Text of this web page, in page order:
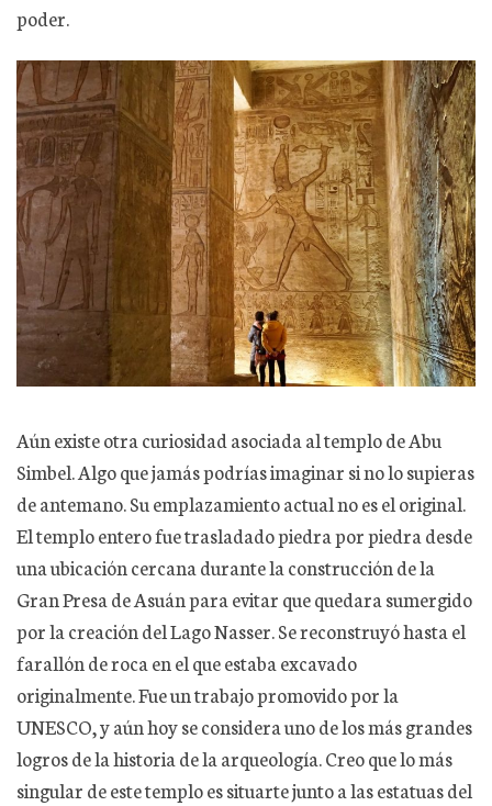
poder.
Aún existe otra curiosidad asociada al templo de Abu
Simbel. Algo que jamás podrías imaginar si no lo supieras
de antemano. Su emplazamiento actual no es el original.
El templo entero fue trasladado piedra por piedra desde
una ubicación cercana durante la construcción de la
Gran Presa de Asuán para evitar que quedara sumergido
por la creación del Lago Nasser. Se reconstruyó hasta el
farallón de roca en el que estaba excavado
originalmente. Fue un trabajo promovido por la
UNESCO, y aún hoy se considera uno de los más grandes
logros de la historia de la arqueología. Creo que lo más
singular de este templo es situarte junto a las estatuas del